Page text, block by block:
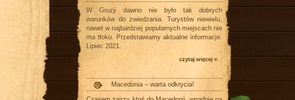
W Gruzji dawno nie było tak dobrych
warunków do zwiedzania. Turystów niewielu,
nawet w najbardziej popularnych miejscach nie
ma tłoku. Przedstawiamy aktualne informacje.
Lipiec 2021.
czytaj więcej »
Macedonia – warta odkrycia!